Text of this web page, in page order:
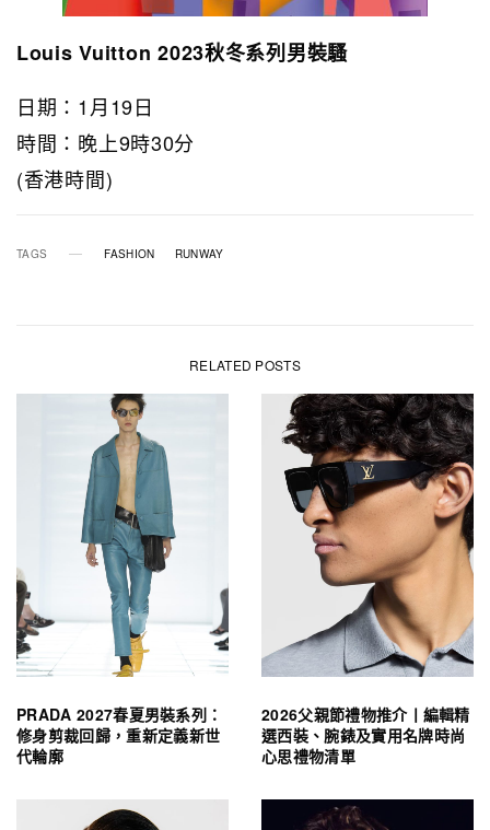
Louis Vuitton 2023秋冬系列男裝騷
日期：1月19日
時間：晚上9時30分
(香港時間)
TAGS FASHION RUNWAY
RELATED POSTS
PRADA 2027春夏男裝系列：
修身剪裁回歸，重新定義新世
代輪廓
2026父親節禮物推介丨編輯精
選西裝、腕錶及實用名牌時尚
心思禮物清單